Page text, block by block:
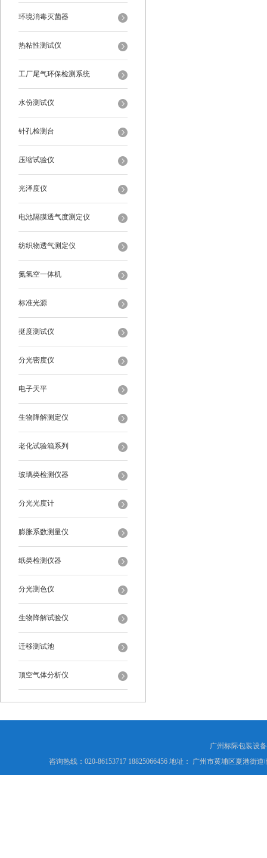
环境消毒灭菌器
热粘性测试仪
工厂尾气环保检测系统
水份测试仪
针孔检测台
压缩试验仪
光泽度仪
电池隔膜透气度测定仪
纺织物透气测定仪
氮氢空一体机
标准光源
挺度测试仪
分光密度仪
电子天平
生物降解测定仪
老化试验箱系列
玻璃类检测仪器
分光光度计
膨胀系数测量仪
纸类检测仪器
分光测色仪
生物降解试验仪
迁移测试池
顶空气体分析仪
广州标际包装设
咨询热线：020-86153717 18825066456 地址： 广州市黄埔区夏港街